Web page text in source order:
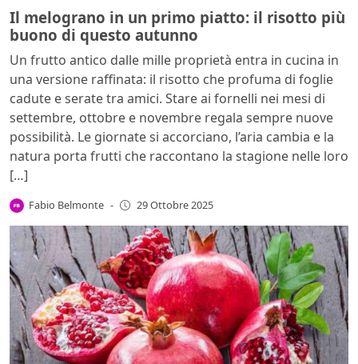
Il melograno in un primo piatto: il risotto più
buono di questo autunno
Un frutto antico dalle mille proprietà entra in cucina in
una versione raffinata: il risotto che profuma di foglie
cadute e serate tra amici. Stare ai fornelli nei mesi di
settembre, ottobre e novembre regala sempre nuove
possibilità. Le giornate si accorciano, l’aria cambia e la
natura porta frutti che raccontano la stagione nelle loro
[…]
Fabio Belmonte - 29 Ottobre 2025